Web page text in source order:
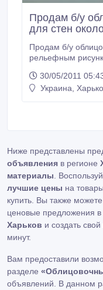
Продам б/у
для стен
Продам б/у
рельефным
30/05/2011
Украина,
Ниже представлены
объявления в регионе
материалы .
лучшие цены на
купить. Вы также
ценовые предложения в
Харьков и создать свой
минут.
Вам предоставили
разделе
объявлений. В данном